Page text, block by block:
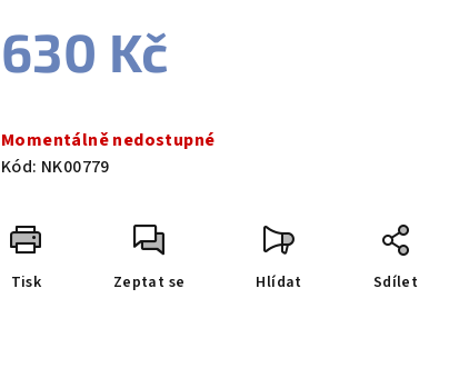
630 Kč
cena:
Momentálně nedostupné
Kód: NK00779
Tisk Zeptat se Hlídat Sdílet